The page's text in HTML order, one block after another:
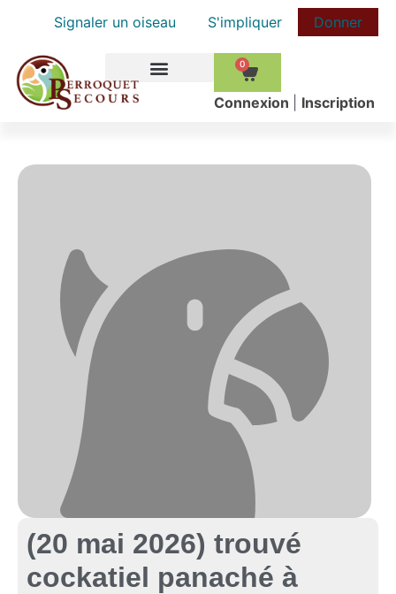
Signaler un oiseau S'impliquer Donner
0
Сonnexion Inscription
(20 mai 2026) trouvé
cockatiel panaché à